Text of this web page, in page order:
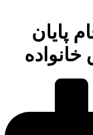
پایان